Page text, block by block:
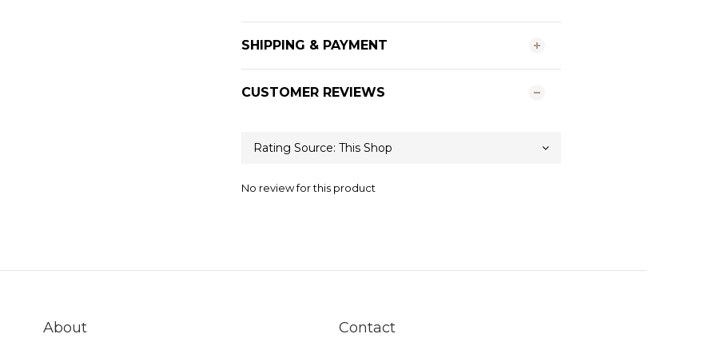
SHIPPING & PAYMENT
CUSTOMER REVIEWS
No review for this product
About Contact